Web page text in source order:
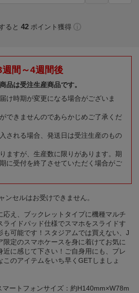
ると 42 ポイント獲得
間～4週間後
品は受注生産商品です。
け時期が変更になる場合がございま
できませんのであらかじめご了承くだ
される場合、発送日は受注生産のもの
ますが、生産数に限りがあります。期
に受付を終了させていただく場合がご
セルはお受けできません。
応え、ブックレットタイプに機種マルチ
ライドパッド仕様でスマホをスライドす
も可能です！スタジアムでは買えない、J
限定のスマホケースを身に着けてお気に
近に感じて下さい！ご自身用にも、プレ
このアイテムをいち早くGETしましょ
ートフォンサイズ：約H140mm×W78m